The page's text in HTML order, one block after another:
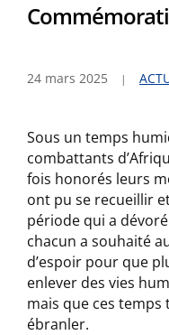
24 mars 2025
Sous un temps
combattants
fois honorés leurs
ont pu se recueillir
période qui a
chacun a souhaité
d’espoir pour que
enlever des vies
mais que ces
ébranler.